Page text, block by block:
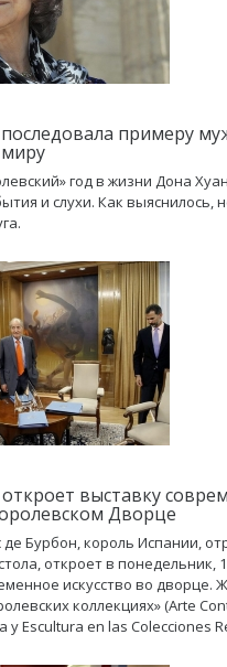
примеру
миру
год в жизни Дона
и слухи. Как выяснилось,
выставку
Дворце
Бурбон, король Испании,
откроет в понедельник,
искусство во дворце.
коллекциях» (Arte
y Escultura en las Colecciones